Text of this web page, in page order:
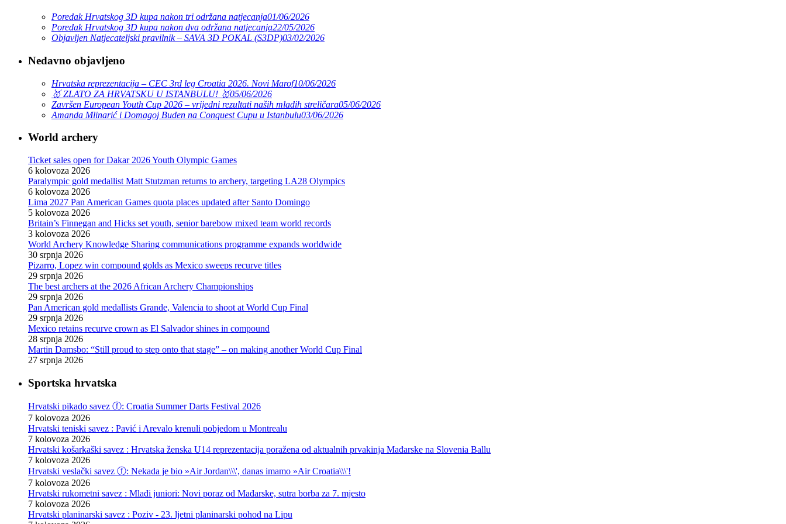
Poredak Hrvatskog 3D kupa nakon tri održana natjecanja01/06/2026
Poredak Hrvatskog 3D kupa nakon dva održana natjecanja22/05/2026
Objavljen Natjecateljski pravilnik – SAVA 3D POKAL (S3DP)03/02/2026
Nedavno objavljeno
Hrvatska reprezentacija – CEC 3rd leg Croatia 2026. Novi Marof10/06/2026
🥇 ZLATO ZA HRVATSKU U ISTANBULU! 🥇05/06/2026
Završen European Youth Cup 2026 – vrijedni rezultati naših mladih streličara05/06/2026
Amanda Mlinarić i Domagoj Buden na Conquest Cupu u Istanbulu03/06/2026
World archery
Ticket sales open for Dakar 2026 Youth Olympic Games
6 kolovoza 2026
Paralympic gold medallist Matt Stutzman returns to archery, targeting LA28 Olympics
6 kolovoza 2026
Lima 2027 Pan American Games quota places updated after Santo Domingo
5 kolovoza 2026
Britain’s Finnegan and Hicks set youth, senior barebow mixed team world records
3 kolovoza 2026
World Archery Knowledge Sharing communications programme expands worldwide
30 srpnja 2026
Pizarro, Lopez win compound golds as Mexico sweeps recurve titles
29 srpnja 2026
The best archers at the 2026 African Archery Championships
29 srpnja 2026
Pan American gold medallists Grande, Valencia to shoot at World Cup Final
29 srpnja 2026
Mexico retains recurve crown as El Salvador shines in compound
28 srpnja 2026
Martin Damsbo: “Still proud to step onto that stage” – on making another World Cup Final
27 srpnja 2026
Sportska hrvatska
Hrvatski pikado savez ⓕ: Croatia Summer Darts Festival 2026
7 kolovoza 2026
Hrvatski teniski savez : Pavić i Arevalo krenuli pobjedom u Montrealu
7 kolovoza 2026
Hrvatski košarkaški savez : Hrvatska ženska U14 reprezentacija poražena od aktualnih prvakinja Mađarske na Slovenia Ballu
7 kolovoza 2026
Hrvatski veslački savez ⓕ: Nekada je bio »Air Jordan\\\', danas imamo »Air Croatia\\\'!
7 kolovoza 2026
Hrvatski rukometni savez : Mlađi juniori: Novi poraz od Mađarske, sutra borba za 7. mjesto
7 kolovoza 2026
Hrvatski planinarski savez : Poziv - 23. ljetni planinarski pohod na Lipu